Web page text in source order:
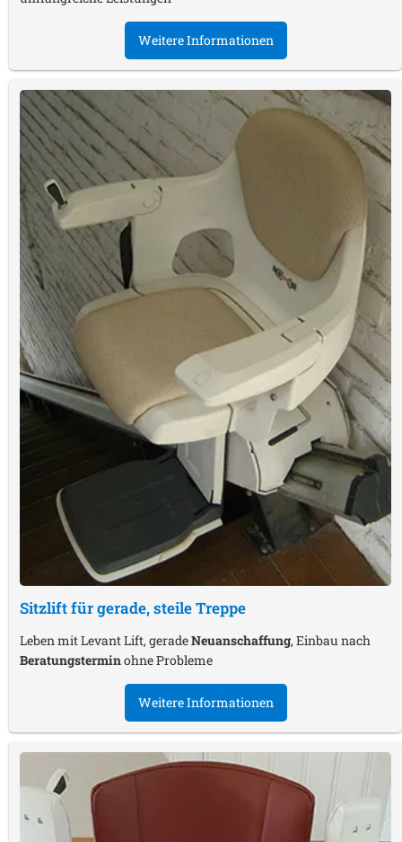
Weitere Informationen
Sitzlift für gerade, steile Treppe
Leben mit Levant Lift, geradeNeuanschaffung, Einbau nach
Beratungsterminohne Probleme
Weitere Informationen